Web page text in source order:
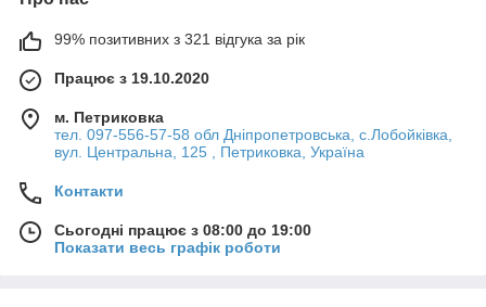
99% позитивних з 321 відгука за рік
Працює з 19.10.2020
м. Петриковка
тел. 097-556-57-58 обл Дніпропетровська, с.Лобойківка,
вул. Центральна, 125 , Петриковка, Україна
Контакти
Сьогодні працює з 08:00 до 19:00
Показати весь графік роботи